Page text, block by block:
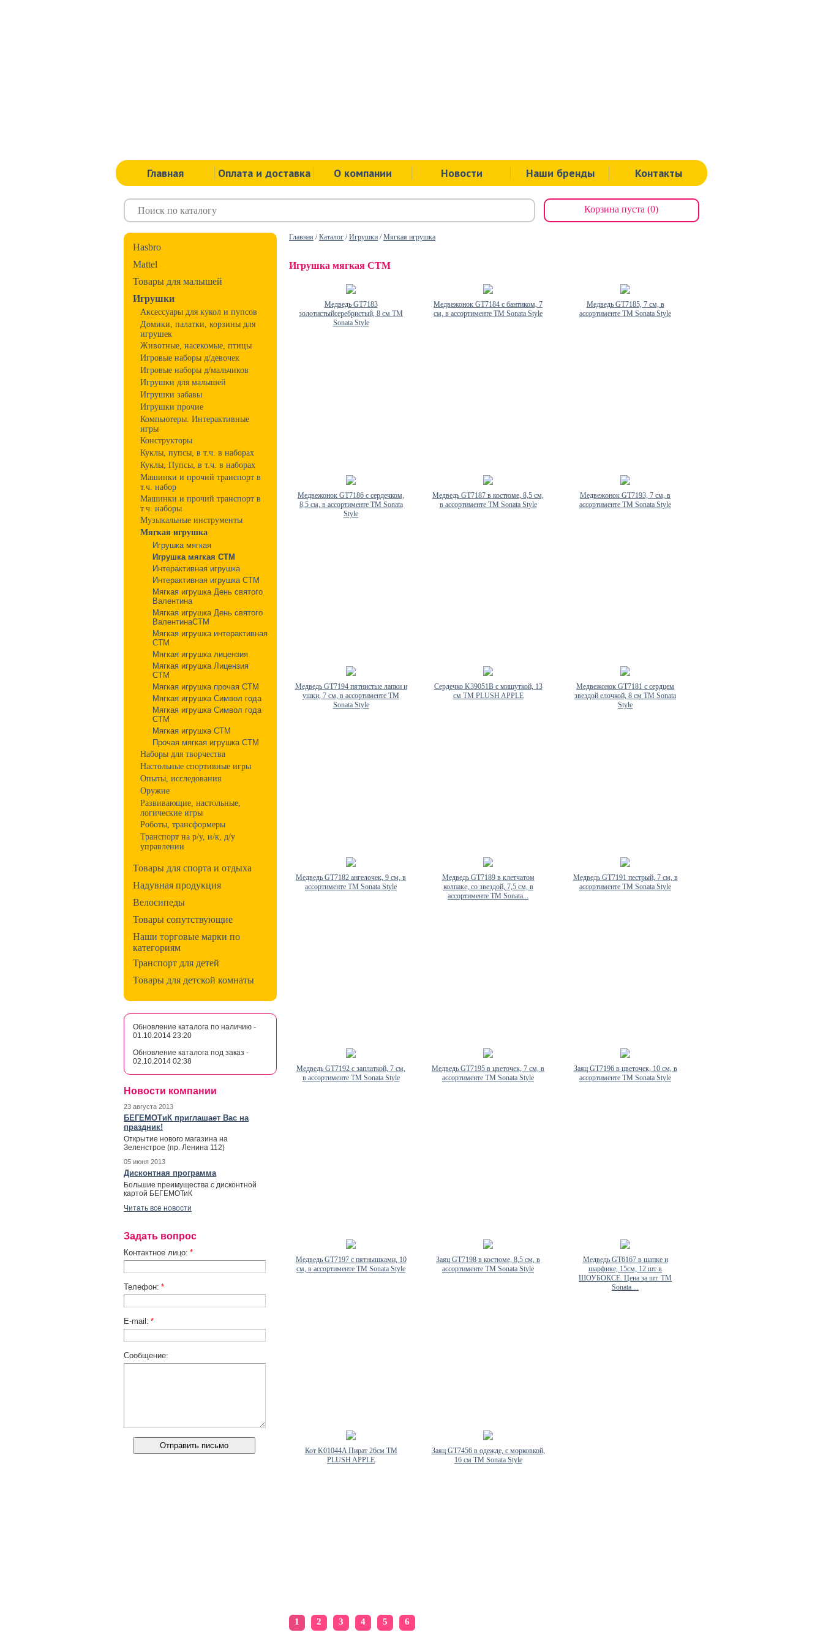
Главная Оплата и доставка О компании Новости Наши бренды Контакты
Корзина пуста (0)
Hasbro
Mattel
Товары для малышей
Игрушки
Аксессуары для кукол и пупсов
Домики, палатки, корзины для
игрушек
Животные, насекомые, птицы
Игровые наборы д/девочек
Игровые наборы д/мальчиков
Игрушки для малышей
Игрушки забавы
Игрушки прочие
Компьютеры. Интерактивные
игры
Конструкторы
Куклы, пупсы, в т.ч. в наборах
Куклы, Пупсы, в т.ч. в наборах
Машинки и прочий транспорт в
т.ч. набор
Машинки и прочий транспорт в
т.ч. наборы
Музыкальные инструменты
Мягкая игрушка
Игрушка мягкая
Игрушка мягкая СТМ
Интерактивная игрушка
Интерактивная игрушка СТМ
Мягкая игрушка День святого
Валентина
Мягкая игрушка День святого
ВалентинаСТМ
Мягкая игрушка интерактивная
СТМ
Мягкая игрушка лицензия
Мягкая игрушка Лицензия
СТМ
Мягкая игрушка прочая СТМ
Мягкая игрушка Символ года
Мягкая игрушка Символ года
СТМ
Мягкая игрушка СТМ
Прочая мягкая игрушка СТМ
Наборы для творчества
Настольные спортивные игры
Опыты, исследования
Оружие
Развивающие, настольные,
логические игры
Роботы, трансформеры
Транспорт на р/у, и/к, д/у
управлении
Товары для спорта и отдыха
Надувная продукция
Велосипеды
Товары сопутствующие
Наши торговые марки по
категориям
Транспорт для детей
Товары для детской комнаты
Обновление каталога по наличию -
01.10.2014 23:20
Обновление каталога под заказ -
02.10.2014 02:38
Новости компании
23 августа 2013
БЕГЕМОТиК приглашает Вас на
праздник!
Открытие нового магазина на
Зеленстрое (пр. Ленина 112)
05 июня 2013
Дисконтная программа
Большие преимущества с дисконтной
картой БЕГЕМОТиК
Читать все новости
Задать вопрос
Контактное лицо: *
Телефон: *
E-mail: *
Сообщение:
Главная /Каталог /Игрушки /Мягкая игрушка
Игрушка мягкая СТМ
Медведь GT7183
золотистыйсеребристый, 8 см TM
Sonata Style
Медвежонок GT7184 с бантиком, 7
см, в ассортименте TM Sonata Style
Медведь GT7185, 7 см, в
ассортименте TM Sonata Style
Медвежонок GT7186 с сердечком,
8,5 см, в ассортименте TM Sonata
Style
Медведь GT7187 в костюме, 8,5 см,
в ассортименте TM Sonata Style
Медвежонок GT7193, 7 см, в
ассортименте TM Sonata Style
Медведь GT7194 пятнистые лапки и
ушки, 7 см, в ассортименте TM
Sonata Style
Сердечко K39051B с мишуткой, 13
см ТМ PLUSH APPLE
Медвежонок GT7181 с сердцем
звездой елочкой, 8 см TM Sonata
Style
Медведь GT7182 ангелочек, 9 см, в
ассортименте TM Sonata Style
Медведь GT7189 в клетчатом
колпаке, со звездой, 7,5 см, в
ассортименте TM Sonata...
Медведь GT7191 пестрый, 7 см, в
ассортименте TM Sonata Style
Медведь GT7192 с заплаткой, 7 см,
в ассортименте TM Sonata Style
Медведь GT7195 в цветочек, 7 см, в
ассортименте TM Sonata Style
Заяц GT7196 в цветочек, 10 см, в
ассортименте TM Sonata Style
Медведь GT7197 с пятнышками, 10
см, в ассортименте TM Sonata Style
Заяц GT7198 в костюме, 8,5 см, в
ассортименте TM Sonata Style
Медведь GT6167 в шапке и
шарфике, 15см, 12 шт в
ШОУБОКСЕ. Цена за шт. ТМ
Sonata ...
Кот K01044A Пират 26см ТМ
PLUSH APPLE
Заяц GT7456 в одежде, с морковкой,
16 см TM Sonata Style
1 2 3 4 5 6